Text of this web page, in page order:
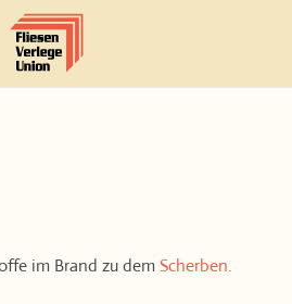
im Brand zu dem Scherben.